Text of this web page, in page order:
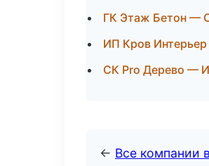
ГК Этаж Бетон —
ИП Кров
СК Pro Дерево —
← Все компании